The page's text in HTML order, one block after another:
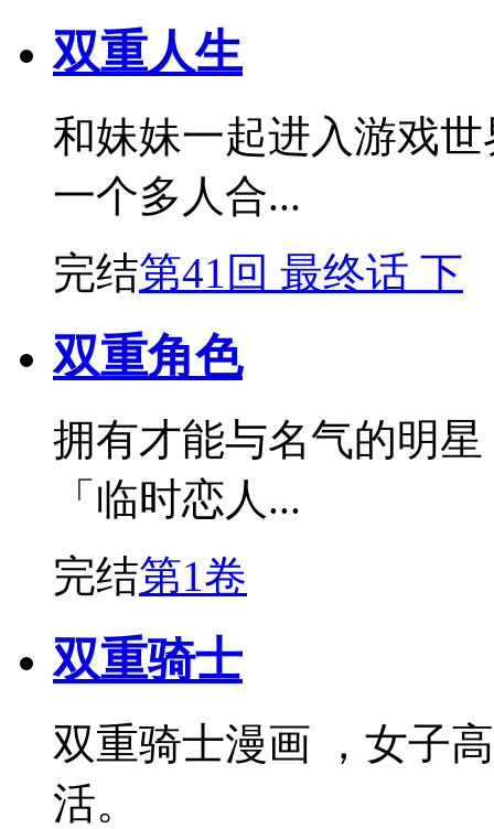
双重人生
和妹妹一起进入游戏
一个多人合...
完结第41回 最终话 下
双重角色
拥有才能与名气的明
「临时恋人...
完结第1卷
双重骑士
双重骑士漫画 ，女子
活。